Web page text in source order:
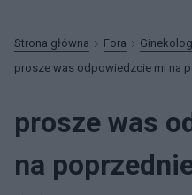
Strona główna Fora
prosze was odpowiedzcie mi na
prosze was
na